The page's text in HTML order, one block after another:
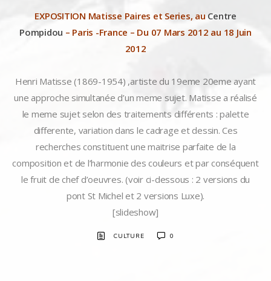
EXPOSITION Matisse Paires et Series, au Centre
Pompidou – Paris -France – Du 07 Mars 2012 au 18 Juin
2012
Henri Matisse (1869-1954) ,artiste du 19eme 20eme ayant
une approche simultanée d’un meme sujet. Matisse a réalisé
le meme sujet selon des traitements différents : palette
differente, variation dans le cadrage et dessin. Ces
recherches constituent une maitrise parfaite de la
composition et de l’harmonie des couleurs et par conséquent
le fruit de chef d’oeuvres. (voir ci-dessous : 2 versions du
pont St Michel et 2 versions Luxe).
[slideshow]
CULTURE 0